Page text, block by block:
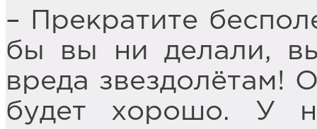
– Прекратите
бы вы ни делали,
вреда звездолётам!
будет хорошо. У